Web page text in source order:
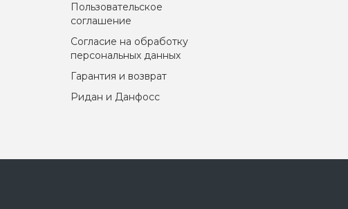
Пользовательское
соглашение
Согласие на обработку
персональных данных
Гарантия и возврат
Ридан и Данфосс